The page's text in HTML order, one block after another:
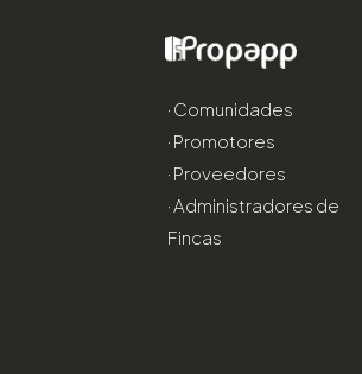
· Comunidades
· Promotores
· Proveedores
· Administradores de
Fincas